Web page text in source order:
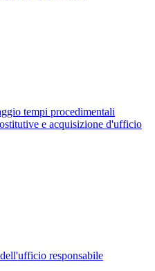
tempi procedimentali
e acquisizione d'ufficio
responsabile